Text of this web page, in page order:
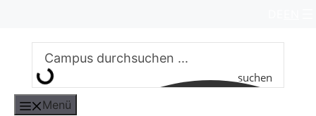
springen
suchen
Menü